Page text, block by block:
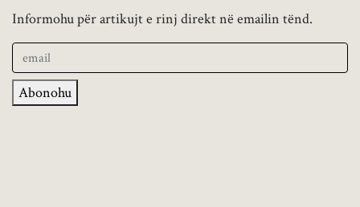
Informohu për artikujt e rinj direkt në emailin tënd.
Abonohu